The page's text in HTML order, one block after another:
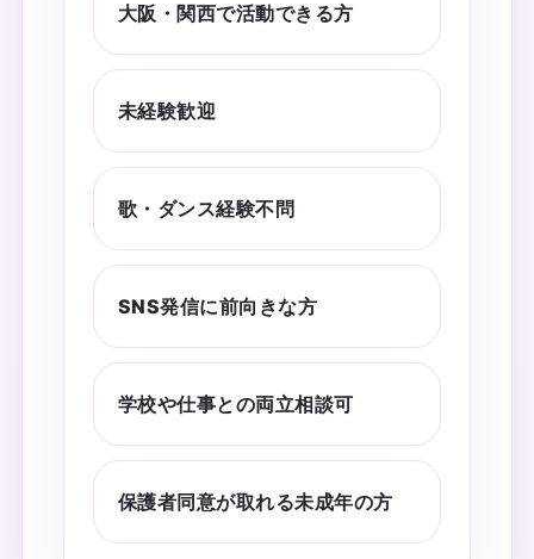
大阪・関西で活動できる方
未経験歓迎
歌・ダンス経験不問
SNS発信に前向きな方
学校や仕事との両立相談可
保護者同意が取れる未成年の方